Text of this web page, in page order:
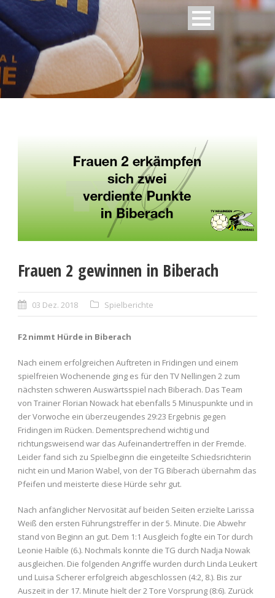
Frauen 2 gewinnen in Biberach
03 Dez. 2018 Spielberichte
F2 nimmt Hürde in Biberach
Nach einem erfolgreichen Auftreten in Fridingen und einem
spielfreien Wochenende ging es für den TV Nellingen 2 zum
nächsten schweren Auswärtsspiel nach Biberach. Das Team
von Trainer Florian Nowack hat ebenfalls 5 Minuspunkte und in
der Vorwoche ein überzeugendes 29:23 Ergebnis gegen
Fridingen im Rücken. Dementsprechend wichtig und
richtungsweisend war das Aufeinandertreffen in der Fremde.
Leider fand sich zu Spielbeginn die eingeteilte Schiedsrichterin
nicht ein und Marion Wabel, von der TG Biberach übernahm das
Pfeifen und meisterte diese Hürde sehr gut.
Nach anfänglicher Nervosität auf beiden Seiten erzielte Larissa
Weiß den ersten Führungstreffer in der 5. Minute. Die Abwehr
stand von Beginn an gut. Dem 1:1 Ausgleich foglte ein Tor durch
Leonie Haible (6.). Nochmals konnte die TG durch Nadja Nowak
ausgleichen. Die folgenden Angriffe wurden durch Linda Leukert
und Luisa Scherer erfolgreich abgeschlossen (4:2, 8.). Bis zur
Auszeit in der 17. Minute hielt der 2 Tore Vorsprung (8:6). Zurück